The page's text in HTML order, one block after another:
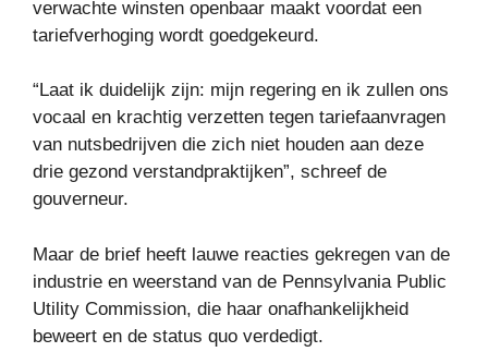
verwachte winsten openbaar maakt voordat een
tariefverhoging wordt goedgekeurd.
“Laat ik duidelijk zijn: mijn regering en ik zullen ons
vocaal en krachtig verzetten tegen tariefaanvragen
van nutsbedrijven die zich niet houden aan deze
drie gezond verstandpraktijken”, schreef de
gouverneur.
Maar de brief heeft lauwe reacties gekregen van de
industrie en weerstand van de Pennsylvania Public
Utility Commission, die haar onafhankelijkheid
beweert en de status quo verdedigt.